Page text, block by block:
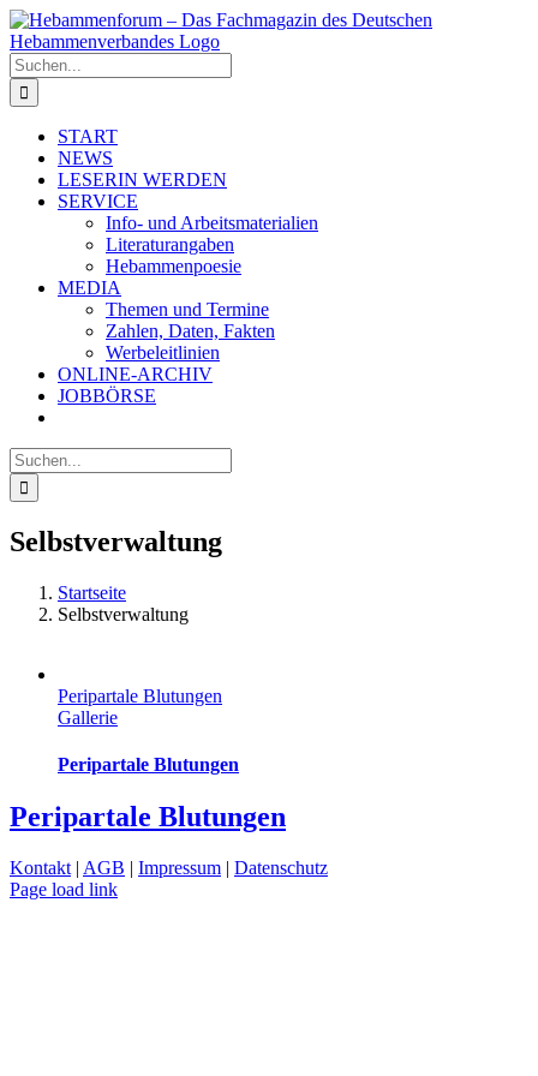
Zum
Inhalt
springen
Suche
nach:
START
NEWS
LESERIN WERDEN
SERVICE
Info- und Arbeitsmaterialien
Literaturangaben
Hebammenpoesie
MEDIA
Themen und Termine
Zahlen, Daten, Fakten
Werbeleitlinien
ONLINE-ARCHIV
JOBBÖRSE
Suche
nach:
Selbstverwaltung
Startseite
Selbstverwaltung
Peripartale Blutungen
Gallerie
Peripartale Blutungen
Peripartale Blutungen
Kontakt | AGB | Impressum | Datenschutz
Page load link